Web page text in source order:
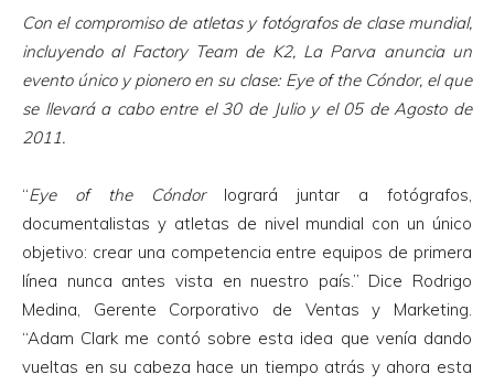
Con el compromiso de atletas y fotógrafos de clase mundial,
incluyendo al Factory Team de K2, La Parva anuncia un
evento único y pionero en su clase: Eye of the Cóndor, el que
se llevará a cabo entre el 30 de Julio y el 05 de Agosto de
2011.
“Eye of the Cóndorlogrará juntar a fotógrafos,
documentalistas y atletas de nivel mundial con un único
objetivo: crear una competencia entre equipos de primera
línea nunca antes vista en nuestro país.” Dice Rodrigo
Medina, Gerente Corporativo de Ventas y Marketing.
“Adam Clark me contó sobre esta idea que venía dando
vueltas en su cabeza hace un tiempo atrás y ahora esta